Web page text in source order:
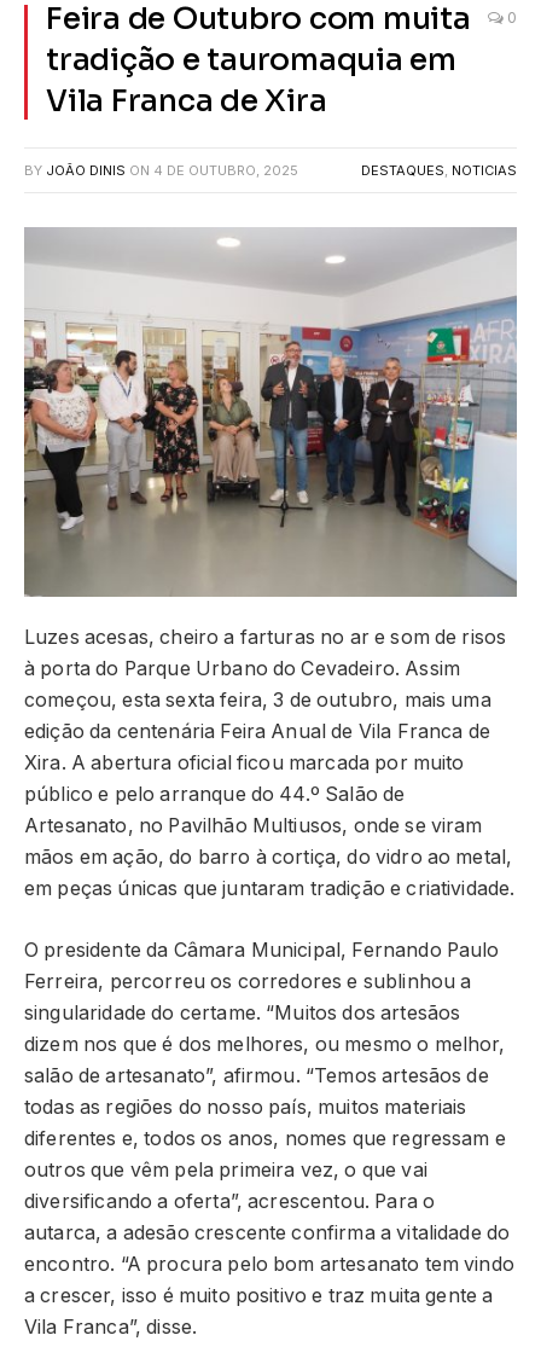
Feira de Outubro com muita
tradição e tauromaquia em
Vila Franca de Xira
0
BY JOÃO DINIS ON 4 DE OUTUBRO, 2025 DESTAQUES, NOTICIAS
Luzes acesas, cheiro a farturas no ar e som de risos
à porta do Parque Urbano do Cevadeiro. Assim
começou, esta sexta feira, 3 de outubro, mais uma
edição da centenária Feira Anual de Vila Franca de
Xira. A abertura oficial ficou marcada por muito
público e pelo arranque do 44.º Salão de
Artesanato, no Pavilhão Multiusos, onde se viram
mãos em ação, do barro à cortiça, do vidro ao metal,
em peças únicas que juntaram tradição e criatividade.
O presidente da Câmara Municipal, Fernando Paulo
Ferreira, percorreu os corredores e sublinhou a
singularidade do certame. “Muitos dos artesãos
dizem nos que é dos melhores, ou mesmo o melhor,
salão de artesanato”, afirmou. “Temos artesãos de
todas as regiões do nosso país, muitos materiais
diferentes e, todos os anos, nomes que regressam e
outros que vêm pela primeira vez, o que vai
diversificando a oferta”, acrescentou. Para o
autarca, a adesão crescente confirma a vitalidade do
encontro. “A procura pelo bom artesanato tem vindo
a crescer, isso é muito positivo e traz muita gente a
Vila Franca”, disse.